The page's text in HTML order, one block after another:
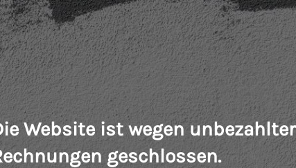
Website ist wegen unbezahlter
geschlossen.